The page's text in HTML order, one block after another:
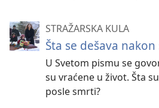
STRAŽARSKA KULA
Šta se dešava
U Svetom pismu se
su vraćene u život. Šta
posle smrti?